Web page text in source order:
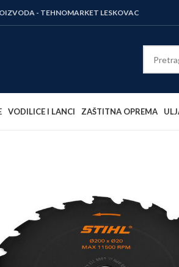
- TEHNOMARKET LESKOVAC
VODILICE I LANCI ZAŠTITNA OPREMA